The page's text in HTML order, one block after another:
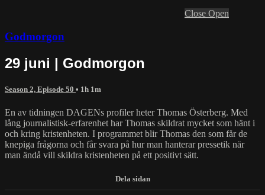
Close Open
Godmorgon
29 juni | Godmorgon
Season 2, Episode 50 • 1h 1m
En av tidningen DAGENs profiler heter Thomas Österberg. Med
lång journalistisk-erfarenhet har Thomas skildrat mycket som hänt i
och kring kristenheten. I programmet blir Thomas den som får de
knepiga frågorna och får svara på hur man hanterar pressetik när
man ändå vill skildra kristenheten på ett positivt sätt.